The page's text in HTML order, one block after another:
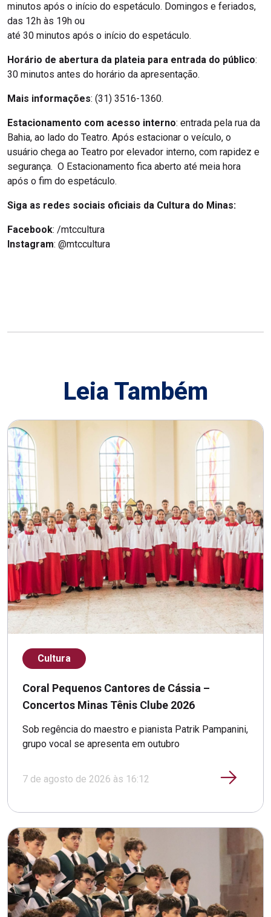
minutos após o início do espetáculo. Domingos e feriados,
das 12h às 19h ou
até 30 minutos após o início do espetáculo.
Horário de abertura da plateia para entrada do público:
30 minutos antes do horário da apresentação.
Mais informações: (31) 3516-1360.
Estacionamento com acesso interno: entrada pela rua da
Bahia, ao lado do Teatro. Após estacionar o veículo, o
usuário chega ao Teatro por elevador interno, com rapidez e
segurança. O Estacionamento fica aberto até meia hora
após o fim do espetáculo.
Siga as redes sociais oficiais da Cultura do Minas:
Facebook: /mtccultura
Instagram: @mtccultura
Leia Também
Cultura
Coral Pequenos Cantores de Cássia –
Concertos Minas Tênis Clube 2026
Sob regência do maestro e pianista Patrik Pampanini,
grupo vocal se apresenta em outubro
7 de agosto de 2026 às 16:12